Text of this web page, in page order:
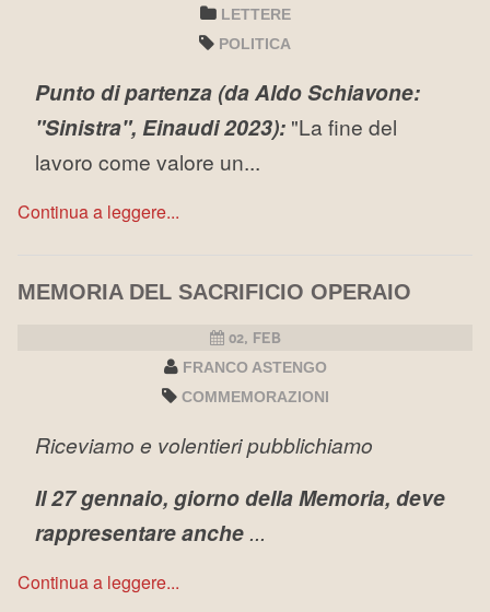
LETTERE
POLITICA
Punto di partenza (da Aldo Schiavone:
"Sinistra", Einaudi 2023): "La fine del
lavoro come valore un...
Continua a leggere...
MEMORIA DEL SACRIFICIO OPERAIO
02, FEB
FRANCO ASTENGO
COMMEMORAZIONI
Riceviamo e volentieri pubblichiamo
Il 27 gennaio, giorno della Memoria, deve
rappresentare anche ...
Continua a leggere...